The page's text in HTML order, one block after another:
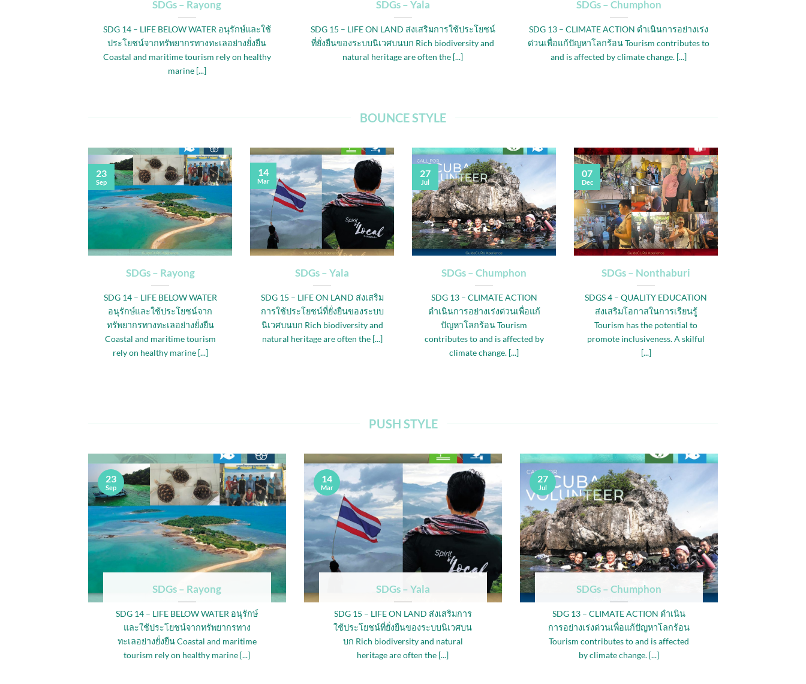
SDGs – Rayong
SDG 14 – LIFE BELOW WATER อนุรักษ์และใช้
ประโยชน์จากทรัพยากรทางทะเลอย่างยั่งยืน
Coastal and maritime tourism rely on healthy
marine [...]
SDGs – Yala
SDG 15 – LIFE ON LAND ส่งเสริมการใช้ประโยชน์
ที่ยั่งยืนของระบบนิเวศบนบก Rich biodiversity and
natural heritage are often the [...]
SDGs – Chumphon
SDG 13 – CLIMATE ACTION ดำเนินการอย่างเร่ง
ด่วนเพื่อแก้ปัญหาโลกร้อน Tourism contributes to
and is affected by climate change. [...]
BOUNCE STYLE
SDGs – Rayong
SDG 14 – LIFE BELOW WATER
อนุรักษ์และใช้ประโยชน์จาก
ทรัพยากรทางทะเลอย่างยั่งยืน
Coastal and maritime tourism
rely on healthy marine [...]
23
Sep
SDGs – Yala
SDG 15 – LIFE ON LAND ส่งเสริม
การใช้ประโยชน์ที่ยั่งยืนของระบบ
นิเวศบนบก Rich biodiversity and
natural heritage are often the [...]
14
Mar
SDGs – Chumphon
SDG 13 – CLIMATE ACTION
ดำเนินการอย่างเร่งด่วนเพื่อแก้
ปัญหาโลกร้อน Tourism
contributes to and is affected by
climate change. [...]
27
Jul
SDGs – Nonthaburi
SDGS 4 – QUALITY EDUCATION
ส่งเสริมโอกาสในการเรียนรู้
Tourism has the potential to
promote inclusiveness. A skilful
[...]
07
Dec
PUSH STYLE
SDGs – Rayong
SDG 14 – LIFE BELOW WATER อนุรักษ์
และใช้ประโยชน์จากทรัพยากรทาง
ทะเลอย่างยั่งยืน Coastal and maritime
tourism rely on healthy marine [...]
23
Sep
SDGs – Yala
SDG 15 – LIFE ON LAND ส่งเสริมการ
ใช้ประโยชน์ที่ยั่งยืนของระบบนิเวศบน
บก Rich biodiversity and natural
heritage are often the [...]
14
Mar
SDGs – Chumphon
SDG 13 – CLIMATE ACTION ดำเนิน
การอย่างเร่งด่วนเพื่อแก้ปัญหาโลกร้อน
Tourism contributes to and is affected
by climate change. [...]
27
Jul